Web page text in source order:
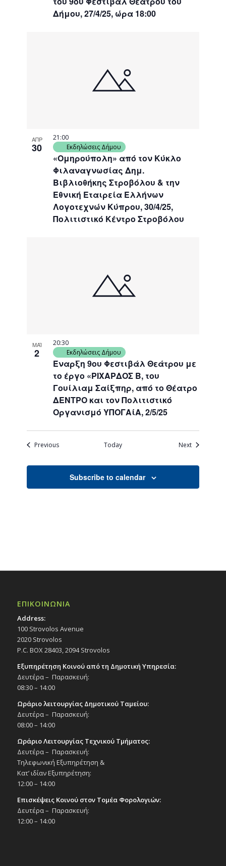
Δήμου, 27/4/25, ώρα 18:00
ΑΠΡ
30
«Ομηρούπολη» από τον Κύκλο
Φιλαναγνωσίας Δημ.
Βιβλιοθήκης Στροβόλου & την
Εθνική Εταιρεία Ελλήνων
Λογοτεχνών Κύπρου, 30/4/25,
Πολιτιστικό Κέντρο Στροβόλου
21:00
Εκδηλώσεις Δήμου
ΜΑΪ
2
Έναρξη 9ου Φεστιβάλ Θεάτρου με
το έργο «ΡΙΧΑΡΔΟΣ Β, του
Γουίλιαμ Σαίξπηρ, από το Θέατρο
ΔΕΝΤΡΟ και τον Πολιτιστικό
Οργανισμό ΥΠΟΓΑίΑ, 2/5/25
20:30
Εκδηλώσεις Δήμου
PreviousEvents Today NextEvents
Subscribe to calendar
ΕΠΙΚΟΙΝΩΝΙΑ
Address:
100 Strovolos Avenue
2020 Strovolos
P.C. BOX 28403, 2094 Strovolos
Εξυπηρέτηση Κοινού από τη Δημοτική Υπηρεσία:
Δευτέρα – Παρασκευή:
08:30 – 14:00
Ωράριο λειτουργίας Δημοτικού Ταμείου:
Δευτέρα – Παρασκευή:
08:00 – 14:00
Ωράριο Λειτουργίας Τεχνικού Τμήματος:
Δευτέρα – Παρασκευή:
Τηλεφωνική Εξυπηρέτηση &
Κατ’ ιδίαν Εξυπηρέτηση:
12:00 – 14:00
Επισκέψεις Κοινού στον Τομέα Φορολογιών:
Δευτέρα – Παρασκευή:
12:00 – 14:00